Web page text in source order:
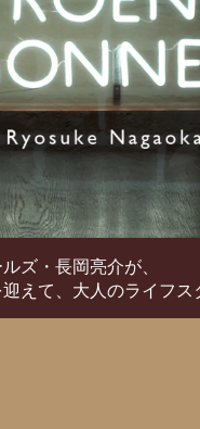
ズ・長岡亮介が、
えて、 大人のライフス